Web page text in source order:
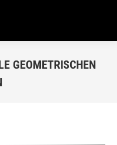
GEOMETRISCHEN